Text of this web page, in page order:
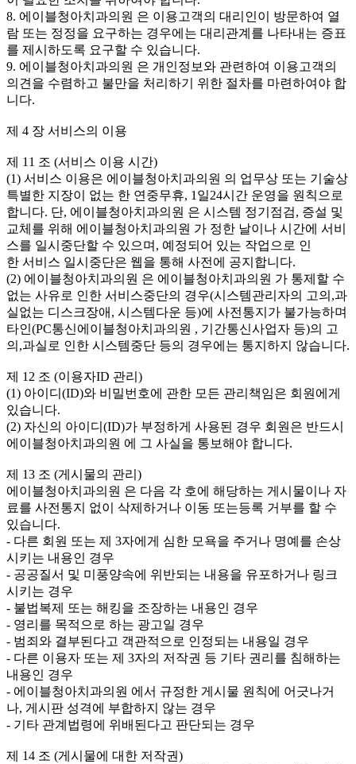
8. 에이블청아치과의원 은 이용고객의 대리인이 방문하여 열
람 또는 정정을 요구하는 경우에는 대리관계를 나타내는 증표
를 제시하도록 요구할 수 있습니다.
9. 에이블청아치과의원 은 개인정보와 관련하여 이용고객의
의견을 수렴하고 불만을 처리하기 위한 절차를 마련하여야 합
니다.
제 4 장 서비스의 이용
제 11 조 (서비스 이용 시간)
(1) 서비스 이용은 에이블청아치과의원 의 업무상 또는 기술상
특별한 지장이 없는 한 연중무휴, 1일24시간 운영을 원칙으로
합니다. 단, 에이블청아치과의원 은 시스템 정기점검, 증설 및
교체를 위해 에이블청아치과의원 가 정한 날이나 시간에 서비
스를 일시중단할 수 있으며, 예정되어 있는 작업으로 인
한 서비스 일시중단은 웹을 통해 사전에 공지합니다.
(2) 에이블청아치과의원 은 에이블청아치과의원 가 통제할 수
없는 사유로 인한 서비스중단의 경우(시스템관리자의 고의,과
실없는 디스크장애, 시스템다운 등)에 사전통지가 불가능하며
타인(PC통신에이블청아치과의원 , 기간통신사업자 등)의 고
의,과실로 인한 시스템중단 등의 경우에는 통지하지 않습니다.
제 12 조 (이용자ID 관리)
(1) 아이디(ID)와 비밀번호에 관한 모든 관리책임은 회원에게
있습니다.
(2) 자신의 아이디(ID)가 부정하게 사용된 경우 회원은 반드시
에이블청아치과의원 에 그 사실을 통보해야 합니다.
제 13 조 (게시물의 관리)
에이블청아치과의원 은 다음 각 호에 해당하는 게시물이나 자
료를 사전통지 없이 삭제하거나 이동 또는등록 거부를 할 수
있습니다.
- 다른 회원 또는 제 3자에게 심한 모욕을 주거나 명예를 손상
시키는 내용인 경우
- 공공질서 및 미풍양속에 위반되는 내용을 유포하거나 링크
시키는 경우
- 불법복제 또는 해킹을 조장하는 내용인 경우
- 영리를 목적으로 하는 광고일 경우
- 범죄와 결부된다고 객관적으로 인정되는 내용일 경우
- 다른 이용자 또는 제 3자의 저작권 등 기타 권리를 침해하는
내용인 경우
- 에이블청아치과의원 에서 규정한 게시물 원칙에 어긋나거
나, 게시판 성격에 부합하지 않는 경우
- 기타 관계법령에 위배된다고 판단되는 경우
제 14 조 (게시물에 대한 저작권)